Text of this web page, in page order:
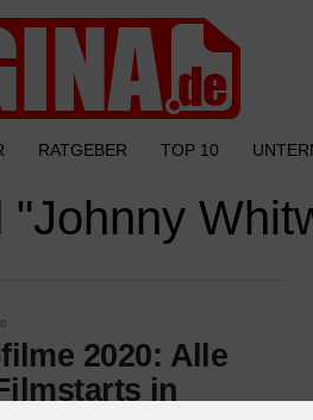
RATGEBER TOP 10
2020: Alle
in